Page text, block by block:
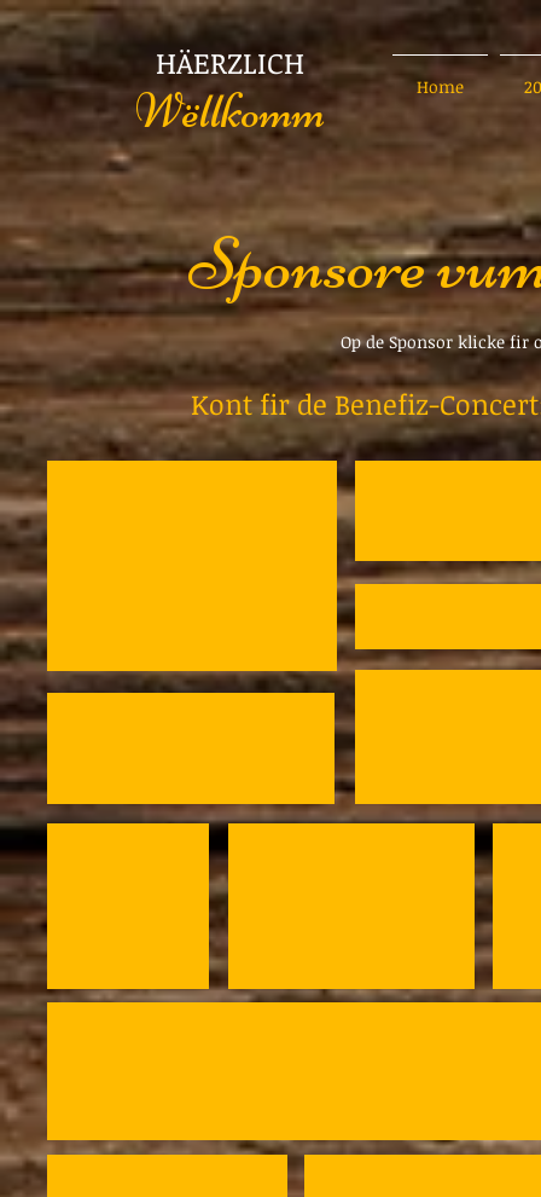
HÄERZLICH
Wëllkomm Home
Sponsore
Op de Sponsor klicke fir
Kont fir de Benefiz-Concert: